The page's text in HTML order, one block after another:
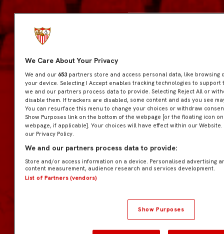
We Care About Your Privacy
We and our 653 partners store and access personal data, like browsing
your device. Selecting I Accept enables tracking technologies to
we and our partners process data to provide. Selecting Reject All or
disable them. If trackers are disabled, some content and ads you see
You can resurface this menu to change your choices or withdraw
Show Purposes link on the bottom of the webpage [or the floating icon
webpage, if applicable]. Your choices will have effect within our
our Privacy Policy.
We and our partners process data to provide:
Store and/or access information on a device. Personalised advertising
content measurement, audience research and services development.
List of Partners (vendors)
Show Purposes